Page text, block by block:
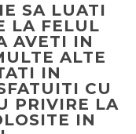
SA LUATI
LA FELUL
AVETI IN
ALTE
IN
CU
PRIVIRE LA
IN